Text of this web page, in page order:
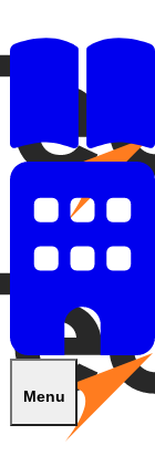
Menu